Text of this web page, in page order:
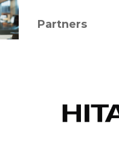
Partners